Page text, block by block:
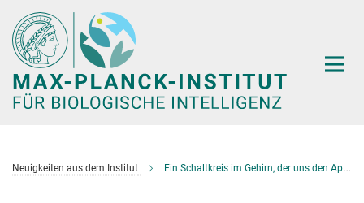
Hauptinhalt
Neuigkeiten aus dem Institut Ein Schaltkreis im Gehirn, der uns den Appetit verdirbt